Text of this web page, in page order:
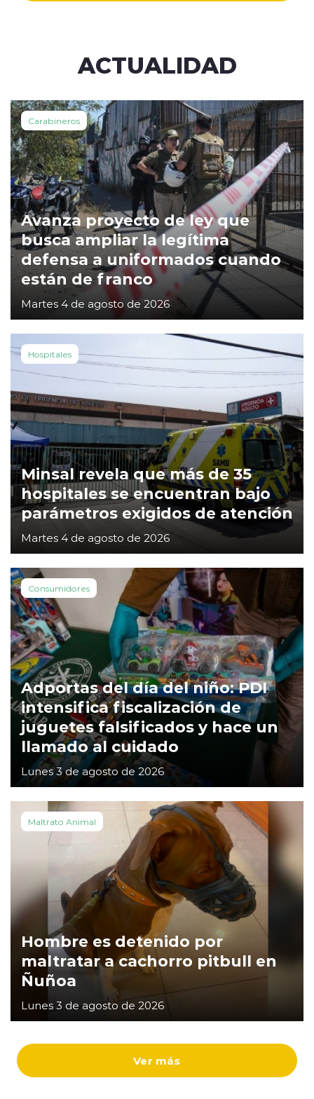
ACTUALIDAD
Ver más
Carabineros
Avanza proyecto de ley que
busca ampliar la legítima
defensa a uniformados cuando
están de franco
Martes 4 de agosto de 2026
Hospitales
Minsal revela que más de 35
hospitales se encuentran bajo
parámetros exigidos de atención
Martes 4 de agosto de 2026
Consumidores
Adportas del día del niño: PDI
intensifica fiscalización de
juguetes falsificados y hace un
llamado al cuidado
Lunes 3 de agosto de 2026
Maltrato Animal
Hombre es detenido por
maltratar a cachorro pitbull en
Ñuñoa
Lunes 3 de agosto de 2026